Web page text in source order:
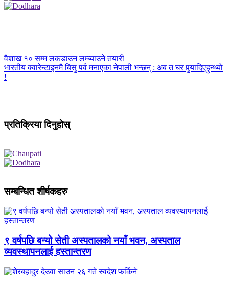
वैशाख १० सम्म लकडाउन लम्ब्याउने तयारी
भारतीय क्‍वारेन्टाइनमै बिसु पर्व मनाएका नेपाली भन्छन् : अब त घर पुर्‍यादिएहुन्थ्यो
!
प्रतिक्रिया दिनुहोस्
सम्बन्धित शीर्षकहरु
९ वर्षपछि बन्यो सेती अस्पतालको नयाँ भवन, अस्पताल
व्यवस्थापनलाई हस्तान्तरण